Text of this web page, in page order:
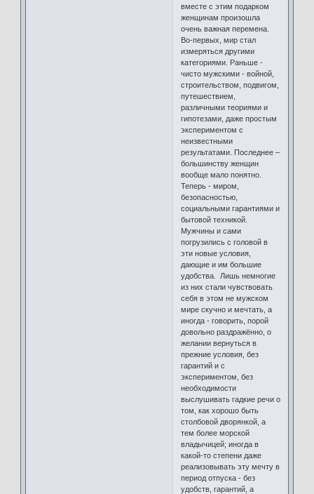
вместе с этим подарком
женщинам произошла
очень важная перемена.
Во-первых, мир стал
измеряться другими
категориями. Раньше -
чисто мужскими - войной,
строительством, подвигом,
путешествием,
различными теориями и
гипотезами, даже простым
экспериментом с
неизвестными
результатами. Последнее –
большинству женщин
вообще мало понятно.
Теперь - миром,
безопасностью,
социальными гарантиями и
бытовой техникой.
Мужчины и сами
погрузились с головой в
эти новые условия,
дающие и им большие
удобства. Лишь немногие
из них стали чувствовать
себя в этом не мужском
мире скучно и мечтать, а
иногда - говорить, порой
довольно раздражённо, о
желании вернуться в
прежние условия, без
гарантий и с
экспериментом, без
необходимости
выслушивать гадкие речи о
том, как хорошо быть
столбовой дворянкой, а
тем более морской
владычицей; иногда в
какой-то степени даже
реализовывать эту мечту в
период отпуска - без
удобств, гарантий, а